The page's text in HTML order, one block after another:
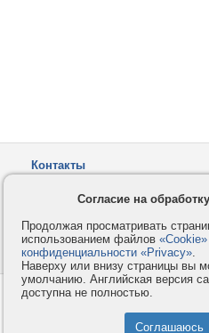
Контакты
Как оплатить
© 2008-2026
Согласие на
Продолжая просматривать
использованием файлов
конфиденциальности «Privacy».
Наверху или внизу страницы вы
умолчанию. Английская версия
доступна не полностью.